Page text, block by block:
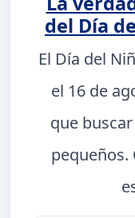
del Día
El Día del
el 16 de
que
pequeños.